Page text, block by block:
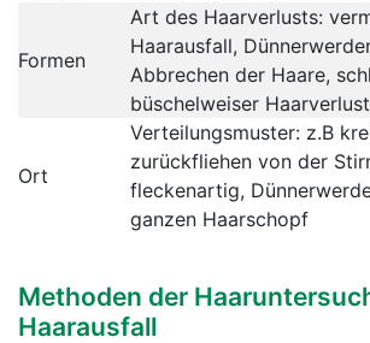
Formen
Art des Haarverlusts:
Haarausfall,
Abbrechen der Haare,
büschelweiser Haarverlust
Ort
Verteilungsmuster: z.B
zurückfliehen von der
fleckenartig,
ganzen Haarschopf
Methoden der
Haarausfall